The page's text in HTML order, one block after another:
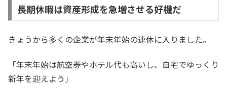
長期休暇は資産形成を急増させる好機だ
きょうから多くの企業が年末年始の連休に入りました。
「年末年始は航空券やホテル代も高いし、自宅でゆっくり
新年を迎えよう」